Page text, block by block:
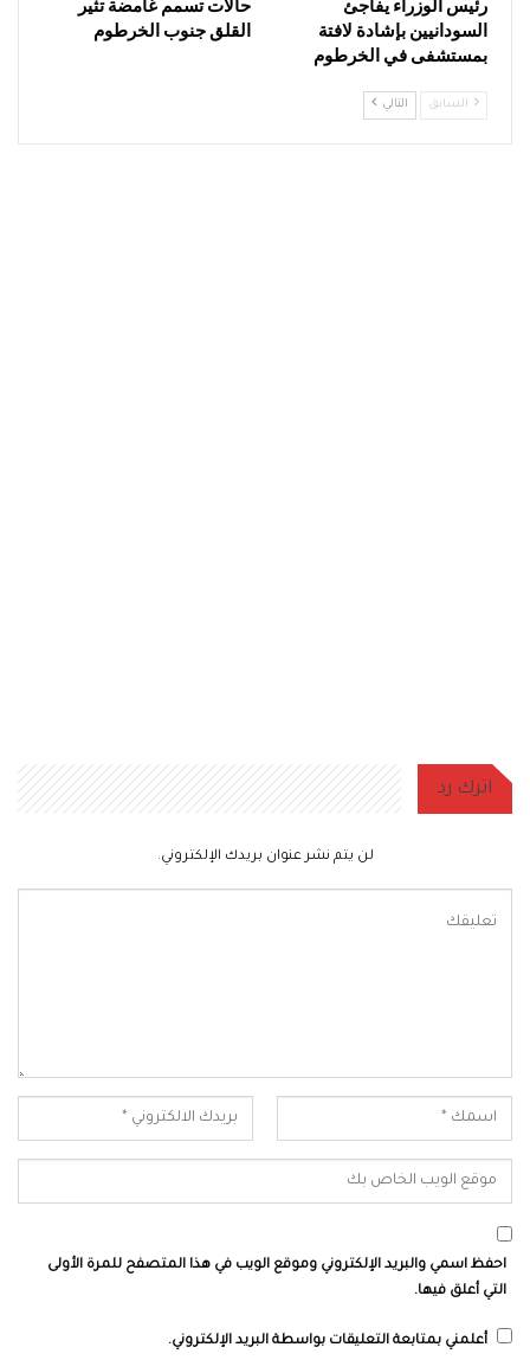
السودانيين بإشادة لافتة
بمستشفى في الخرطوم
القلق جنوب الخرطوم
السابق التالي
اترك رد
لن يتم نشر عنوان بريدك الإلكتروني.
احفظ اسمي والبريد الإلكتروني وموقع الويب في هذا المتصفح للمرة الأولى
التي أعلق فيها.
أعلمني بمتابعة التعليقات بواسطة البريد الإلكتروني.